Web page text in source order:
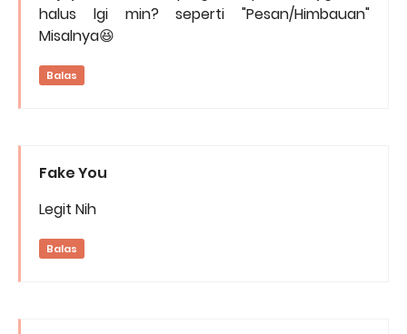
halus lgi min? seperti "Pesan/Himbauan"
Misalnya😆
Balas
Fake You
Legit Nih
Balas